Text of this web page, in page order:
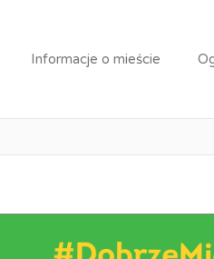
Informacje o mieście
/